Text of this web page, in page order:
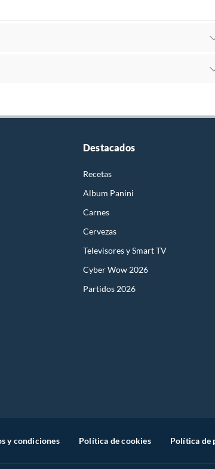
tienen:
productos para asfalto, hormigón, albañilería.
productos para asfalto.
línea blanca, colchones, muebles, bicicletas y
alimenticios, vitaminas.
Destacados
Recetas
Album Panini
Carnes
Cervezas
Televisores y Smart TV
Cyber Wow 2026
Partidos 2026
y condiciones Política de cookies Política de